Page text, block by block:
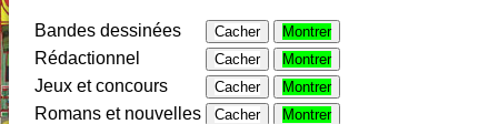
Bandes dessinées Cacher Montrer
Rédactionnel Cacher Montrer
Jeux et concours Cacher Montrer
Romans et nouvelles Cacher Montrer